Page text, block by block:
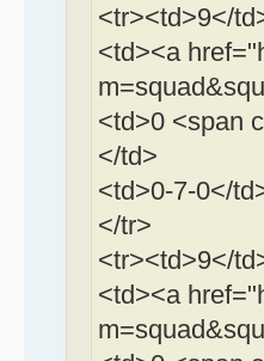
<tr><td>9</
<td><a
<td>0 <span
</td>
<td>0-7-0</
</tr>
<tr><td>9</
<td><a